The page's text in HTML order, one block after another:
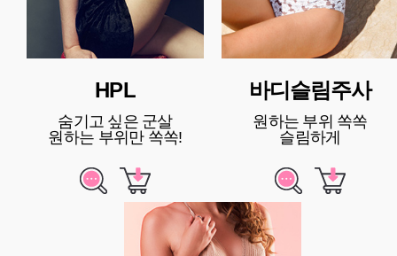
HPL
숨기고 싶은 군살
원하는 부위만 쏙쏙!
바디슬림주사
원하는 부위 쏙쏙
슬림하게